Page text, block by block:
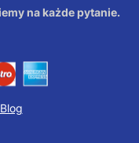
na każde pytanie.